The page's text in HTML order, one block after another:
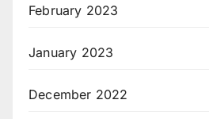
February 2023
January 2023
December 2022